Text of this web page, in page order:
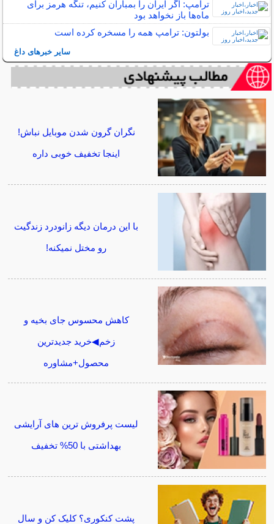
ترامپ: اگر ایران را بمباران کنیم، تنگه هرمز برای
ماه‌ها باز نخواهد بود
بولتون: ترامپ همه را مسخره کرده است
سایر خبرهای داغ
نگران گرون شدن موبایل نباش!
اینجا تخفیف خوبی داره
با این درمان دیگه زانودرد زندگیت
رو مختل نمیکنه!
کاهش محسوس جای بخیه و
زخم◀خرید جدیدترین
محصول+مشاوره
لیست پرفروش ترین های آرایشی
بهداشتی با 50% تخفیف
پشت کنکوری؟ کلیک کن و سال